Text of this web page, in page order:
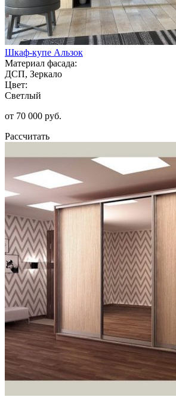
Шкаф-купе Альзок
Материал фасада:
ДСП, Зеркало
Цвет:
Светлый
от 70 000 руб.
Рассчитать